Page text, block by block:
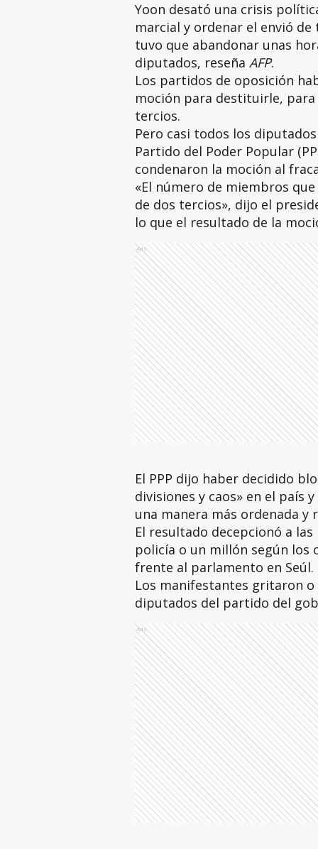
Yoon desató una crisis
marcial y ordenar el envió
tuvo que abandonar unas
diputados, reseña AFP.
Los partidos de oposición
moción para destituirle,
tercios.
Pero casi todos los
Partido del Poder Popular
condenaron la moción al
«El número de miembros
de dos tercios», dijo el
lo que el resultado de la
Ads
El PPP dijo haber decidido
divisiones y caos» en el país
una manera más ordenada y
El resultado decepcionó a
policía o un millón según los
frente al parlamento en Seúl.
Los manifestantes gritaron
diputados del partido del
Ads